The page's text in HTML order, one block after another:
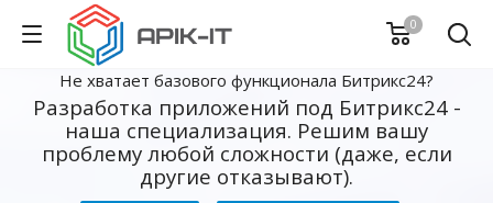
0
Не хватает базового функционала Битрикс24?
Разработка приложений под Битрикс24 -
наша специализация. Решим вашу
проблему любой сложности (даже, если
другие отказывают).